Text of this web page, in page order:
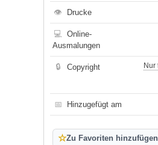
👁 Drucke
💻
Online-
Ausmalungen
🔒 Copyright
Nur
📅 Hinzugefügt am
☆Zu Favoriten hinzufügen